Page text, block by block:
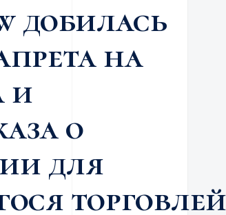
добилась
на
и
о
для
торговлей